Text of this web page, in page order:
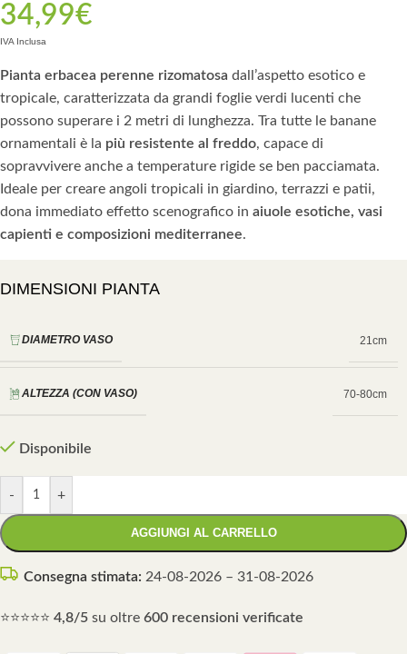
34,99€
IVA Inclusa
Pianta erbacea perenne rizomatosa dall’aspetto esotico e
tropicale, caratterizzata da grandi foglie verdi lucenti che
possono superare i 2 metri di lunghezza. Tra tutte le banane
ornamentali è la più resistente al freddo, capace di
sopravvivere anche a temperature rigide se ben pacciamata.
Ideale per creare angoli tropicali in giardino, terrazzi e patii,
dona immediato effetto scenografico in aiuole esotiche, vasi
capienti e composizioni mediterranee.
DIMENSIONI PIANTA
DIAMETRO VASO 21cm
ALTEZZA (CON VASO) 70-80cm
Disponibile
- +
AGGIUNGI AL CARRELLO
Consegna stimata: 24-08-2026 – 31-08-2026
⭐⭐⭐⭐⭐ 4,8/5 su oltre 600 recensioni verificate